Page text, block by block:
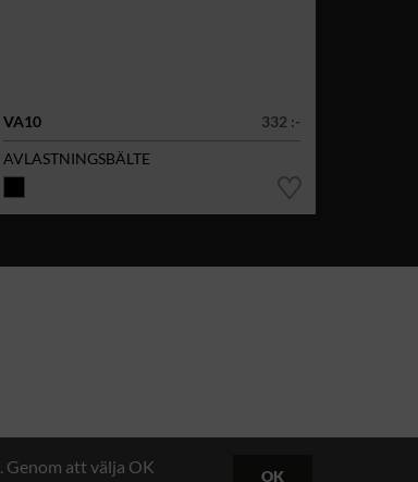
VA10
332 :-
AVLASTNINGSBÄLTE
Genom att välja OK
OK